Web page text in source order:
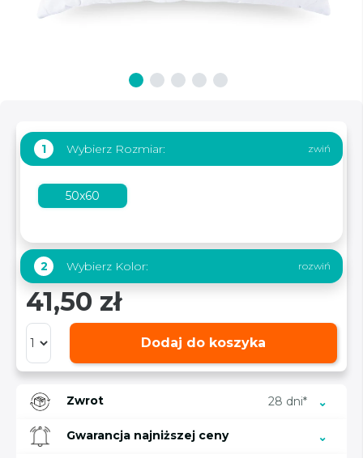
1 Wybierz Rozmiar:
50x60
2 Wybierz Kolor:
41,50 zł
Dodaj do koszyka
Zwrot 28 dni*
Gwarancja najniższej ceny